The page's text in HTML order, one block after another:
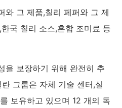
와 그 제품,칠리 페퍼와 그 제
국 칠리 소스,혼합 조미료 등
을 보장하기 위해 완전히 추
그룹은 자체 기술 센터,실
보유하고 있으며 12 개의 독